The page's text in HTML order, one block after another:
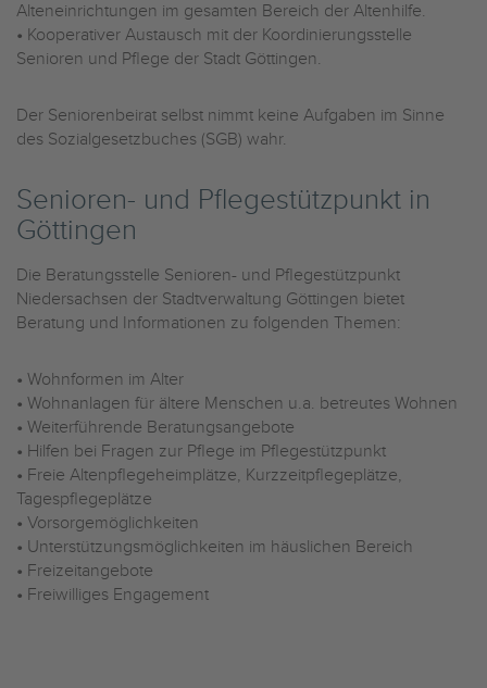
Alteneinrichtungen im gesamten Bereich der Altenhilfe.
• Kooperativer Austausch mit der Koordinierungsstelle
Senioren und Pflege der Stadt Göttingen.
Der Seniorenbeirat selbst nimmt keine Aufgaben im Sinne
des Sozialgesetzbuches (SGB) wahr.
Senioren- und Pflegestützpunkt in
Göttingen
Die Beratungsstelle Senioren- und Pflegestützpunkt
Niedersachsen der Stadtverwaltung Göttingen bietet
Beratung und Informationen zu folgenden Themen:
• Wohnformen im Alter
• Wohnanlagen für ältere Menschen u.a. betreutes Wohnen
• Weiterführende Beratungsangebote
• Hilfen bei Fragen zur Pflege im Pflegestützpunkt
• Freie Altenpflegeheimplätze, Kurzzeitpflegeplätze,
Tagespflegeplätze
• Vorsorgemöglichkeiten
• Unterstützungsmöglichkeiten im häuslichen Bereich
• Freizeitangebote
• Freiwilliges Engagement